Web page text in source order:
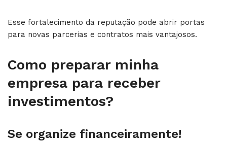
Esse fortalecimento da reputação pode abrir portas
para novas parcerias e contratos mais vantajosos.
Como preparar minha
empresa para receber
investimentos?
Se organize financeiramente!